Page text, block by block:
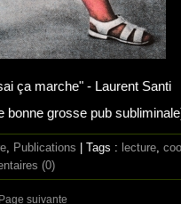
ça marche" - Laurent Santi
bonne grosse pub
Publications | Tags : lecture
(0)
Page suivante